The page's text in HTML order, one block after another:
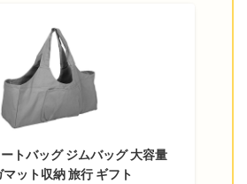
トバッグ ジムバッグ 大容量
ット収納 旅行 ギフト